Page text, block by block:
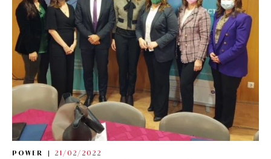
POWER 21/02/2022